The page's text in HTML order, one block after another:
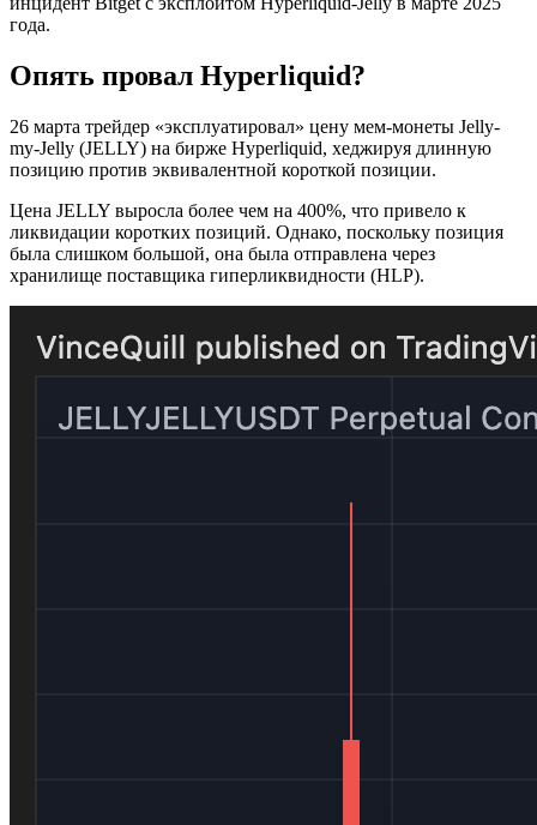
года.
Опять провал Hyperliquid?
26 марта трейдер «эксплуатировал» цену мем-монеты Jelly-
my-Jelly (JELLY) на бирже Hyperliquid, хеджируя длинную
позицию против эквивалентной короткой позиции.
Цена JELLY выросла более чем на 400%, что привело к
ликвидации коротких позиций. Однако, поскольку позиция
была слишком большой, она была отправлена ​​через
хранилище поставщика гиперликвидности (HLP).